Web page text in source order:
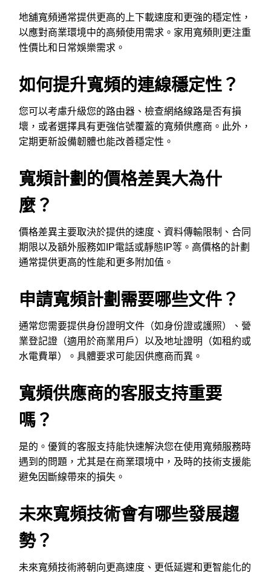
地舖寬頻通常提供更高的上下載速度和更強的穩定性，
以應對商業環境中的高頻使用需求。家用寬頻則更注重
性價比和日常娛樂需求。
如何提升寬頻的連線穩定性？
您可以考慮升級您的路由器、檢查網絡線路是否有損
壞，或者選擇具有更強信號覆蓋的寬頻供應商。此外，
定期更新設備韌體也能改善穩定性。
寬頻計劃的價格差異大為什
麼？
價格差異主要取決於提供的速度、資料傳輸限制、合同
期限以及額外服務如IP電話或靜態IP等。高價格的計劃
通常提供更高的性能和更多附加值。
申請寬頻計劃需要哪些文件？
通常您需要提供身份證明文件（如身份證或護照）、營
業登記證（適用於商業用戶）以及地址證明（如租約或
水電費單）。具體要求可能因供應商而異。
寬頻供應商的客服支持重要
嗎？
是的。優質的客服支持能快速解決您在使用寬頻服務時
遇到的問題，尤其是在商業環境中，及時的技術支援能
避免因斷線帶來的損失。
未來寬頻技術會有哪些發展趨
勢？
未來寬頻技術將朝向更高速度、更低延遲和更智能化的